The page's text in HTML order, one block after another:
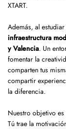
XTART.
Además, al
infraestructura
y Valencia. Un
fomentar la
comparten tus
compartir
la diferencia.
Nuestro objetivo
Tú trae la